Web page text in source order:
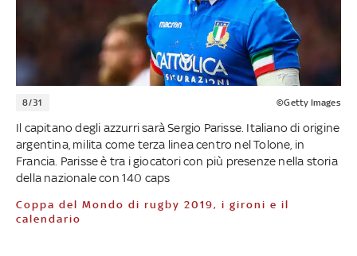
8/31 ©Getty Images
Il capitano degli azzurri sarà Sergio Parisse. Italiano di origine
argentina, milita come terza linea centro nel Tolone, in
Francia. Parisse è tra i giocatori con più presenze nella storia
della nazionale con 140 caps
Coppa del Mondo di rugby 2019, i gironi e il
calendario